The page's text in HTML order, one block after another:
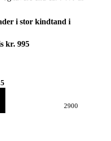
i stor kindtand i
kr. 995
2900